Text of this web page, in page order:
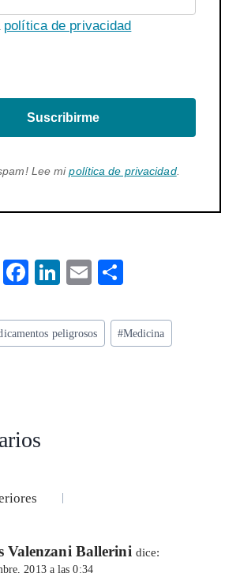
política de privacidad
Suscribirme
Lee mipolítica de privacidad.
T
F
eb
o
Li
ke
dI
E
ai
l
re
peligrosos #Medicina
Valenzani Ballerini dice:
2013 a las 0:34